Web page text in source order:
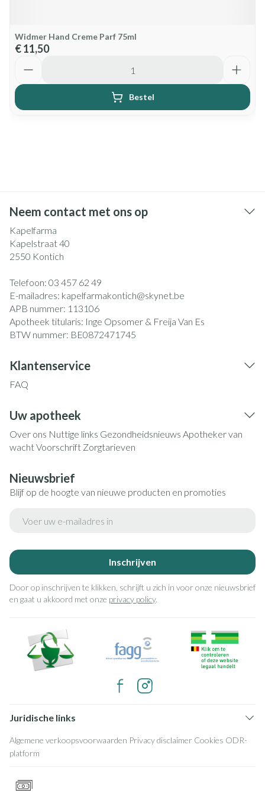
Widmer Hand Creme Parf 75ml
€ 11,50
Bestel
Neem contact met ons op
Kapelfarma
Kapelstraat 40
2550 Kontich
Telefoon: 03 457 62 49
E-mailadres: kapelfarmakontich@skynet.be
APB nummer: 113106
Apotheek titularis: Inge Opsomer & Freija Van Es
BTW nummer: BE0872471745
Klantenservice
FAQ
Uw apotheek
Over ons Nuttige links Gezondheidsnieuws Apotheker van
wachtVoorschrift Zorgtarieven
Nieuwsbrief
Blijf op de hoogte van nieuwe producten en promoties
Inschrijven
Door op inschrijven te klikken, schrijft u zich in voor onze nieuwsbrief
en gaat u akkoord met onze privacy policy.
Juridische links
Algemene verkoopsvoorwaarden Privacy disclaimer Cookies ODR-
platform